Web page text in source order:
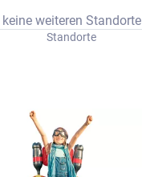
keine weiteren Standorte
Standorte